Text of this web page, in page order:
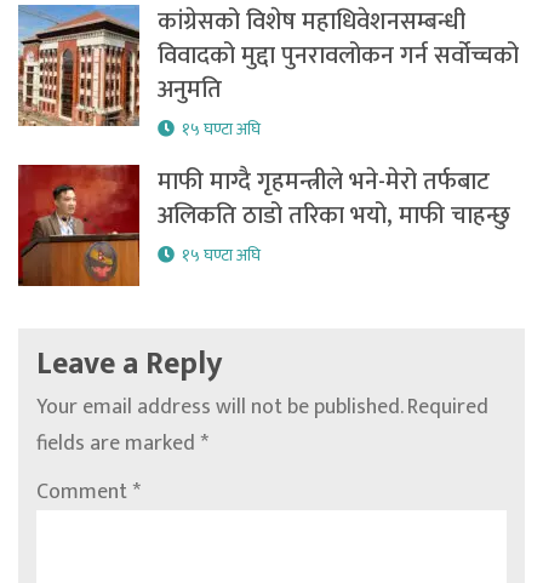
कांग्रेसको विशेष महाधिवेशनसम्बन्धी
विवादको मुद्दा पुनरावलोकन गर्न सर्वोच्चको
अनुमति
१५ घण्टा अघि
माफी माग्दै गृहमन्त्रीले भने-मेरो तर्फबाट
अलिकति ठाडो तरिका भयो, माफी चाहन्छु
१५ घण्टा अघि
Leave a Reply
Your email address will not be published.Required
fields are marked*
Comment*